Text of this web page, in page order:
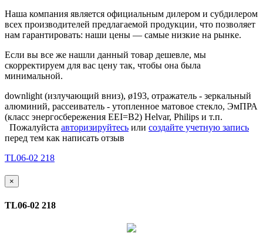
Наша компания является официальным дилером и субдилером
всех производителей предлагаемой продукции, что позволяет
нам гарантировать: наши цены — самые низкие на рынке.
Если вы все же нашли данный товар дешевле, мы
скорректируем для вас цену так, чтобы она была
минимальной.
downlight (излучающий вниз), ø193, отражатель - зеркальный
алюминий, рассеиватель - утопленное матовое стекло, ЭмПРА
(класс энергосбережения EEI=B2) Helvar, Philips и т.п.
Пожалуйста авторизируйтесь или создайте учетную запись
перед тем как написать отзыв
TL06-02 218
×
TL06-02 218